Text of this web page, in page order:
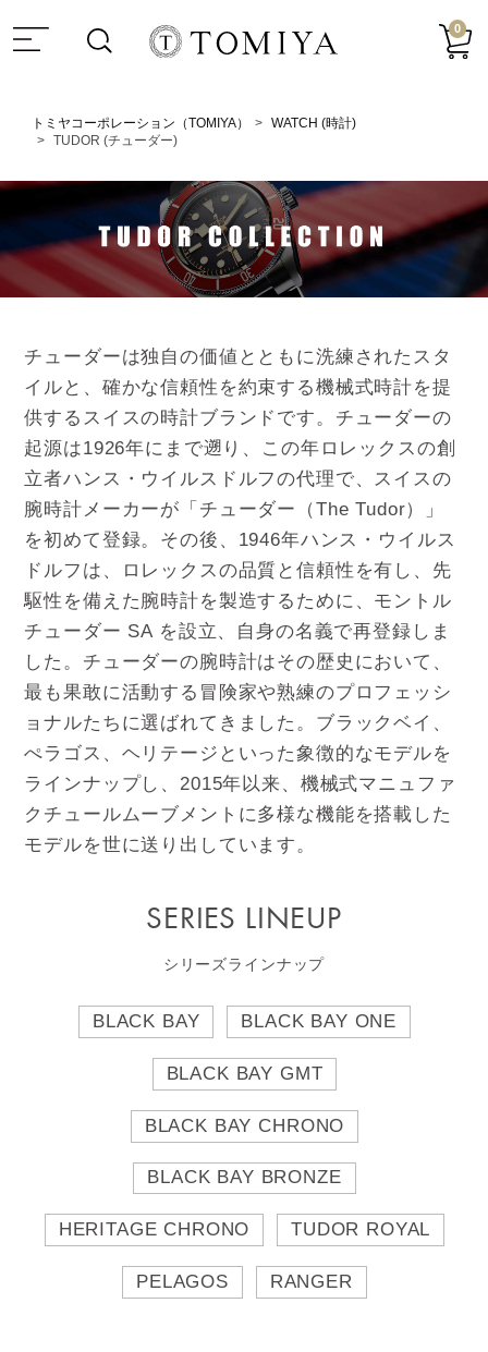
0
トミヤコーポレーション（TOMIYA）
WATCH (時計)
TUDOR (チューダー)
チューダーは独自の価値とともに洗練されたスタ
イルと、確かな信頼性を約束する機械式時計を提
供するスイスの時計ブランドです。チューダーの
起源は1926年にまで遡り、この年ロレックスの創
立者ハンス・ウイルスドルフの代理で、スイスの
腕時計メーカーが「チューダー（The Tudor）」
を初めて登録。その後、1946年ハンス・ウイルス
ドルフは、ロレックスの品質と信頼性を有し、先
駆性を備えた腕時計を製造するために、モントル
チューダー SA を設立、自身の名義で再登録しま
した。チューダーの腕時計はその歴史において、
最も果敢に活動する冒険家や熟練のプロフェッシ
ョナルたちに選ばれてきました。ブラックベイ、
ぺラゴス、ヘリテージといった象徴的なモデルを
ラインナップし、2015年以来、機械式マニュファ
クチュールムーブメントに多様な機能を搭載した
モデルを世に送り出しています。
SERIES LINEUP
シリーズラインナップ
BLACK BAY BLACK BAY ONE
BLACK BAY GMT
BLACK BAY CHRONO
BLACK BAY BRONZE
HERITAGE CHRONO TUDOR ROYAL
PELAGOS RANGER